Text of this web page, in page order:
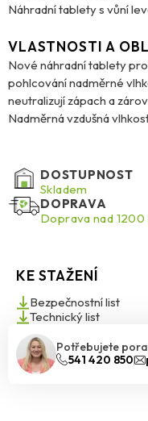
Náhradní tablety s vůní
VLASTNOSTI A
Nové náhradní tablety
pohlcování nadměrné
neutralizují zápach a
Nadměrná vzdušná
roztočů a plísní a
vlhkost a tím pomáhají
alergiím, astmatickým
kůže a ekzémům. Vhodné
VLHKOSTI AERO 360°
DOSTUPNOST
Skladem
DOPRAVA
Doprava nad 1200
KE STAŽENÍ
Bezpečnostní list
Technický list
Potřebujete
541 420 850